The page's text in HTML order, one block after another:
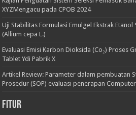
XYZMengacu pada CPOB 2024
Uji Stabilitas Formulasi Emulgel Ekstrak
(Allium cepa L.)
Evaluasi Emisi Karbon Dioksida (Co₂) Proses
Tablet Ydi Pabrik X
Artikel Review: Parameter dalam pembuatan
Prosedur (SOP) evaluasi penerapan
Fitur